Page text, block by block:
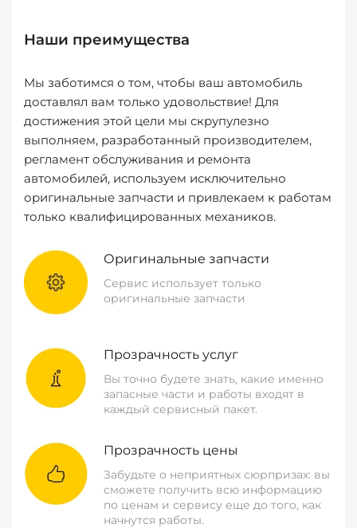
Наши преимущества
Мы заботимся о том, чтобы ваш автомобиль
доставлял вам только удовольствие! Для
достижения этой цели мы скрупулезно
выполняем, разработанный производителем,
регламент обслуживания и ремонта
автомобилей, используем исключительно
оригинальные запчасти и привлекаем к работам
только квалифицированных механиков.
Оригинальные запчасти
Сервис использует только
оригинальные запчасти
Прозрачность услуг
Вы точно будете знать, какие именно
запасные части и работы входят в
каждый сервисный пакет.
Прозрачность цены
Забудьте о неприятных сюрпризах: вы
сможете получить всю информацию
по ценам и сервису еще до того, как
начнутся работы.